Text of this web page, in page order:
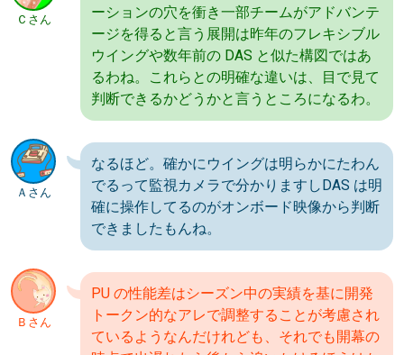
Ｃさん
ーションの穴を衝き一部チームがアドバンテ
ージを得ると言う展開は昨年のフレキシブル
ウイングや数年前の DAS と似た構図ではあ
るわね。これらとの明確な違いは、目で見て
判断できるかどうかと言うところになるわ。
Ａさん
なるほど。確かにウイングは明らかにたわん
でるって監視カメラで分かりますしDAS は明
確に操作してるのがオンボード映像から判断
できましたもんね。
Ｂさん
PU の性能差はシーズン中の実績を基に開発
トークン的なアレで調整することが考慮され
ているようなんだけれども、それでも開幕の